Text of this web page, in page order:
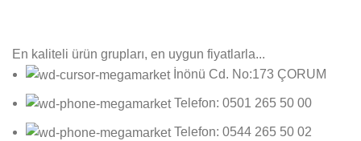
En kaliteli ürün grupları, en uygun fiyatlarla...
İnönü Cd. No:173 ÇORUM
Telefon: 0501 265 50 00
Telefon: 0544 265 50 02